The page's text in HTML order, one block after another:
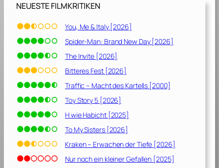
NEUESTE FILMKRITIKEN
You, Me & Italy [2026]
Spider-Man: Brand New Day [2026]
The Invite [2026]
Bitteres Fest [2026]
Traffic – Macht des Kartells [2000]
Toy Story 5 [2026]
H wie Habicht [2025]
To My Sisters [2026]
Kraken – Erwachen der Tiefe [2026]
Nur noch ein kleiner Gefallen [2025]